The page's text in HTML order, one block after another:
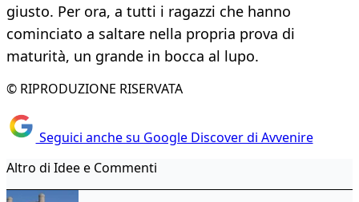
giusto. Per ora, a tutti i ragazzi che hanno
cominciato a saltare nella propria prova di
maturità, un grande in bocca al lupo.
© RIPRODUZIONE RISERVATA
Seguici anche su Google Discover di Avvenire
Altro di Idee e Commenti